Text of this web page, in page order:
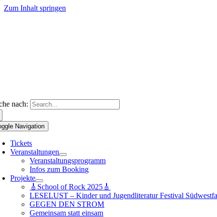
Zum Inhalt springen
nach:
Navigation
Tickets
Veranstaltungen
Veranstaltungsprogramm
Infos zum Booking
Projekte
🎸School of Rock 2025🎸
LESELUST – Kinder und Jugendliteratur Festival
GEGEN DEN STROM
Gemeinsam statt einsam